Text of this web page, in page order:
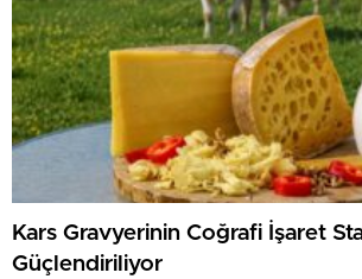
Kars Gravyerinin Coğrafi İşaret
Güçlendiriliyor